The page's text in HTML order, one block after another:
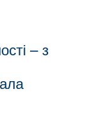
– з